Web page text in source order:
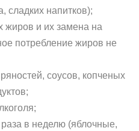
сладких напитков);
жиров и их замена на
потребление жиров не
соусов, копченых
в неделю (яблочные,